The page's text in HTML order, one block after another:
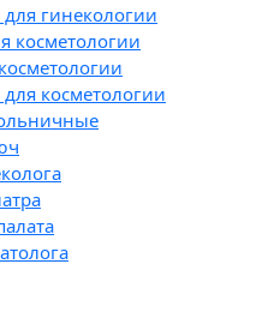
гинекологии
косметологии
косметологии